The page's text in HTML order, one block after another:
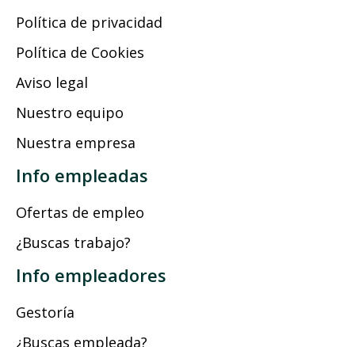
Política de privacidad
Política de Cookies
Aviso legal
Nuestro equipo
Nuestra empresa
Info empleadas
Ofertas de empleo
¿Buscas trabajo?
Info empleadores
Gestoría
¿Buscas empleada?